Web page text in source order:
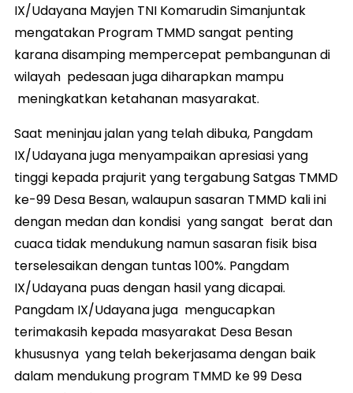
IX/Udayana Mayjen TNI Komarudin Simanjuntak
mengatakan Program TMMD sangat penting
karana disamping mempercepat pembangunan di
wilayah pedesaan juga diharapkan mampu
meningkatkan ketahanan masyarakat.
Saat meninjau jalan yang telah dibuka, Pangdam
IX/Udayana juga menyampaikan apresiasi yang
tinggi kepada prajurit yang tergabung Satgas TMMD
ke-99 Desa Besan, walaupun sasaran TMMD kali ini
dengan medan dan kondisi yang sangat berat dan
cuaca tidak mendukung namun sasaran fisik bisa
terselesaikan dengan tuntas 100%. Pangdam
IX/Udayana puas dengan hasil yang dicapai.
Pangdam IX/Udayana juga mengucapkan
terimakasih kepada masyarakat Desa Besan
khususnya yang telah bekerjasama dengan baik
dalam mendukung program TMMD ke 99 Desa